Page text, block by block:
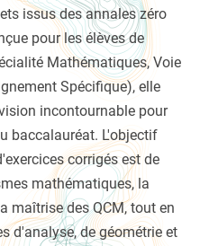
issus des annales zéro
pour les élèves de
Mathématiques, Voie
Spécifique), elle
incontournable pour
baccalauréat. L'objectif
corrigés est de
mathématiques, la
maîtrise des QCM, tout en
d'analyse, de géométrie et